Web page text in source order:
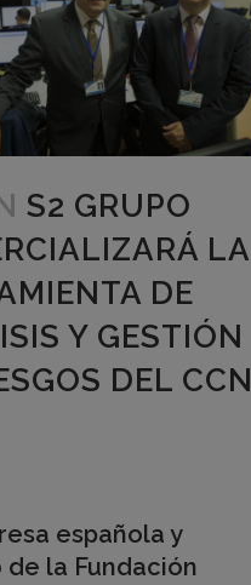
S2 GRUPO
LA
DE
Y GESTIÓN
DEL CCN
española y
la Fundación